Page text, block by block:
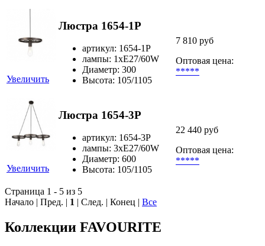
Увеличить
Люстра 1654-1P
артикул: 1654-1P
лампы: 1хE27/60W
Диаметр: 300
Высота: 105/1105
7 810 руб
Оптовая цена:
*****
Увеличить
Люстра 1654-3P
артикул: 1654-3P
лампы: 3хE27/60W
Диаметр: 600
Высота: 105/1105
22 440 руб
Оптовая цена:
*****
Страница 1 - 5 из 5
Начало | Пред. | 1 | След. | Конец | Все
Коллекции FAVOURITE